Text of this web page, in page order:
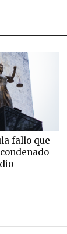
fallo que